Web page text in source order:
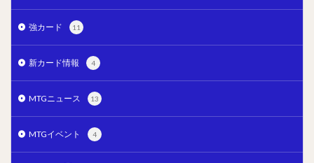
強カード 11
新カード情報 4
MTGニュース 13
MTGイベント 4